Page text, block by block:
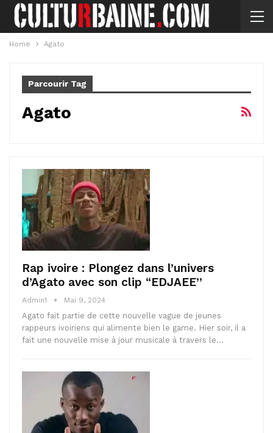
Home Agato
Parcourir Tag
Agato
Rap ivoire : Plongez dans l’univers
d’Agato avec son clip “EDJAEE”
Admin1 Mai 9, 2024
Agato fait partie de cette nouvelle vague de jeunes
rappeurs ivoiriens qui alimente bien le game. Hier soir, il a
fait une nouvelle mise à jour musicale à travers le…